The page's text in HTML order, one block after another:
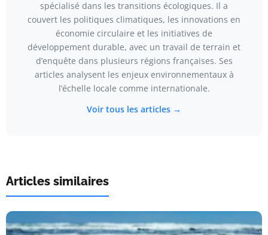
spécialisé dans les transitions écologiques. Il a
couvert les politiques climatiques, les innovations en
économie circulaire et les initiatives de
développement durable, avec un travail de terrain et
d’enquête dans plusieurs régions françaises. Ses
articles analysent les enjeux environnementaux à
l’échelle locale comme internationale.
Voir tous les articles →
Articles similaires